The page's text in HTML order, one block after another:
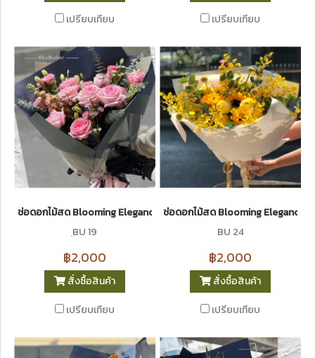
เปรียบเทียบ
เปรียบเทียบ
ช่อดอกไม้สด Blooming Elegance 19
ฺBU 19
฿2,000
สั่งซื้อสินค้า
เปรียบเทียบ
ช่อดอกไม้สด Blooming Elegance
BU 24
฿2,000
สั่งซื้อสินค้า
เปรียบเทียบ